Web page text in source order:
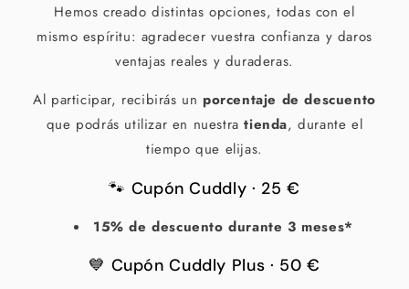
Hemos creado distintas opciones, todas con el
mismo espíritu: agradecer vuestra confianza y daros
ventajas reales y duraderas.
Al participar, recibirás un porcentaje de descuento
que podrás utilizar en nuestratienda, durante el
tiempo que elijas.
🐾 Cupón Cuddly · 25 €
15% de descuento durante 3 meses*
💙 Cupón Cuddly Plus · 50 €